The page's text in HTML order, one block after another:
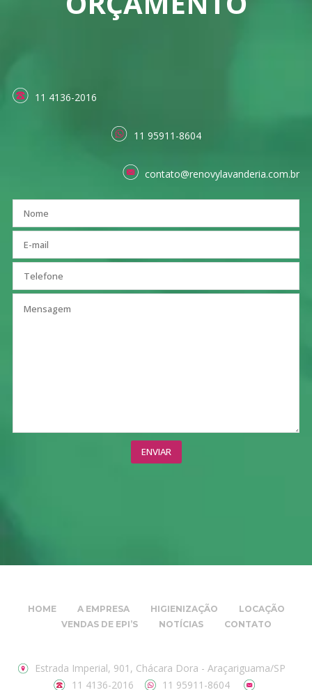
11 4136-2016
11 95911-8604
contato@renovylavanderia.com.br
HOME A EMPRESA HIGIENIZAÇÃO
LOCAÇÃO
VENDAS DE EPI’S
NOTÍCIAS CONTATO
Estrada Imperial, 901, Chácara Dora - Araçariguama/SP
11 4136-2016
11 95911-8604